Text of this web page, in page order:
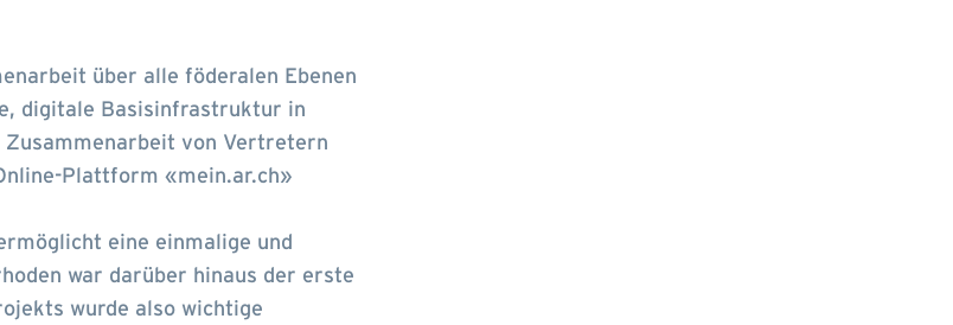
über alle föderalen Ebenen
digitale Basisinfrastruktur in
von Vertretern
Plattform «mein.ar.ch»
eine einmalige und
war darüber hinaus der erste
wurde also wichtige